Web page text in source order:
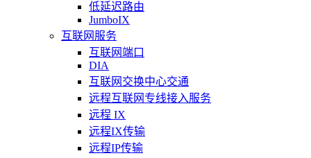
低延迟路由
JumboIX
互联网服务
互联网端口
DIA
互联网交换中心交通
远程互联网专线接入服务
远程 IX
远程IX传输
远程IP传输